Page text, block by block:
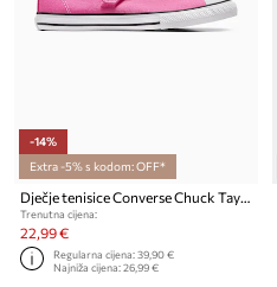
-14%
Extra -5% s kodom: OFF*
Dječje tenisice Converse Chuck Taylor All Star Dainty Mary Jane
Trenutna cijena:
22,99 €
Regularna cijena:39,90 €
Najniža cijena:26,99 €